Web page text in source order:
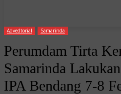
Advedtorial Samarinda
Perumdam Tirta
Samarinda
IPA Bendang 7-8